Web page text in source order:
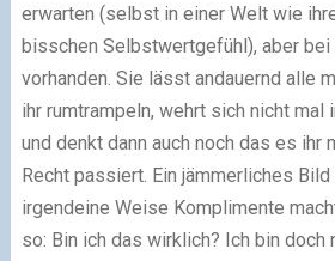
erwarten (selbst in einer Welt wie
bisschen Selbstwertgefühl), aber bei
vorhanden. Sie lässt andauernd alle
ihr rumtrampeln, wehrt sich nicht mal
und denkt dann auch noch das es ihr
Recht passiert. Ein jämmerliches Bild
irgendeine Weise Komplimente
so: Bin ich das wirklich? Ich bin doch